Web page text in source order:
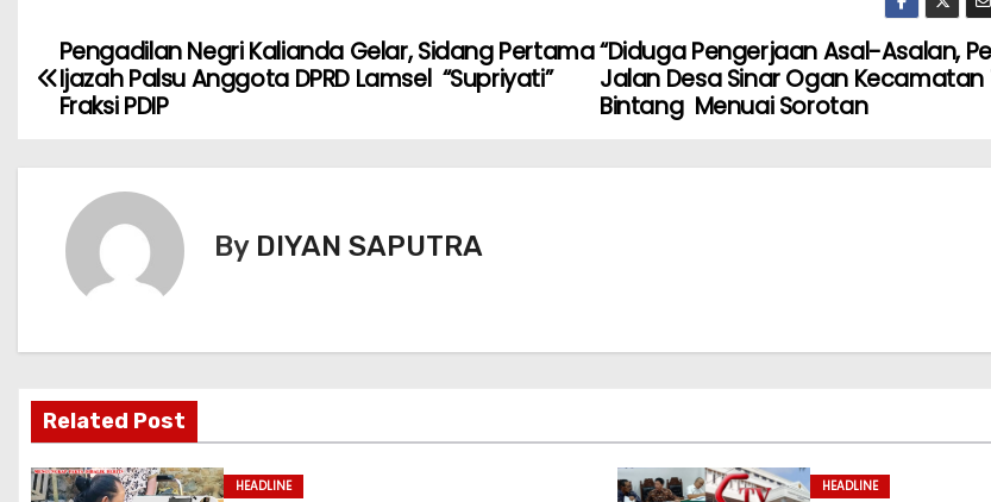
“Diduga Pengerjaan Asal-Asalan,
Jalan Desa Sinar Ogan
Bintang Menuai Sorotan
Pengadilan Negri Kalianda Gelar, Sidang Pertama
Ijazah Palsu Anggota DPRD Lamsel “Supriyati”
Fraksi PDIP
By DIYAN SAPUTRA
Related Post
HEADLINE HEADLINE